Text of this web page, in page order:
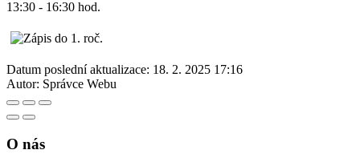
13:30 - 16:30 hod.
Datum poslední aktualizace: 18. 2. 2025 17:16
Autor: Správce Webu
O nás